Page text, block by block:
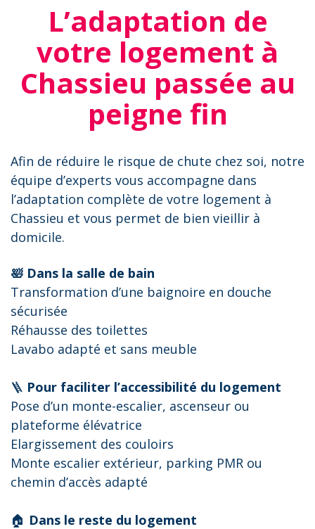
L’adaptation de
votre logement à
Chassieu passée au
peigne fin
Afin de réduire le risque de chute chez soi, notre
équipe d’experts vous accompagne dans
l’adaptation complète de votre logement à
Chassieu et vous permet de bien vieillir à
domicile.
🛀 Dans la salle de bain
Transformation d’une baignoire en douche
sécurisée
Réhausse des toilettes
Lavabo adapté et sans meuble
🪜 Pour faciliter l’accessibilité du logement
Pose d’un monte-escalier, ascenseur ou
plateforme élévatrice
Elargissement des couloirs
Monte escalier extérieur, parking PMR ou
chemin d’accès adapté
🏠 Dans le reste du logement